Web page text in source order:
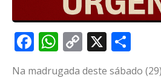
Facebook
WhatsApp
Copy
Link
X
Na madrugada deste sábado